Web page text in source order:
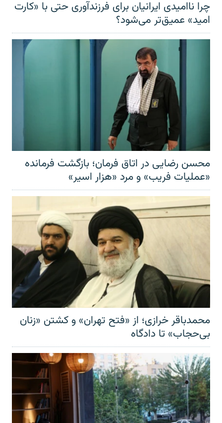
چرا ناامیدی ایرانیان برای فرزندآوری حتی با «کارت
امید» عمیق‌تر‌ می‌شود؟
محسن رضایی در اتاق فرمان؛ بازگشت فرمانده
«عملیات فریب» و مرد «هزار اسیر»
محمدباقر خرازی؛ از «فتح تهران» و کشتن «زنان
بی‌حجاب» تا دادگاه